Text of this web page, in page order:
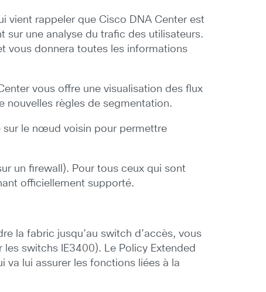
vient rappeler que Cisco DNA Center est
sur une analyse du trafic des utilisateurs.
vous donnera toutes les informations
vous offre une visualisation des flux
nouvelles règles de segmentation.
sur le nœud voisin pour permettre
un firewall). Pour tous ceux qui sont
officiellement supporté.
la fabric jusqu’au switch d’accès, vous
switchs IE3400). Le Policy Extended
va lui assurer les fonctions liées à la